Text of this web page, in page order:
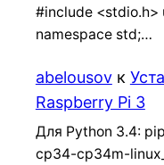
#include <stdio.h>
namespace std;…
abelousovк
Raspberry Pi 3
Для Python 3.4:
cp34-cp34m-